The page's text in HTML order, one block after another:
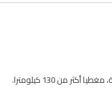
عندما نشير إلى مدينة مرسى علم، فنحن نقصد هنا شريطا ساحليا ممتدا من شمال وحتى جنوب هذه المدينة، مغطيا أكثر من 130 كيلومترا.